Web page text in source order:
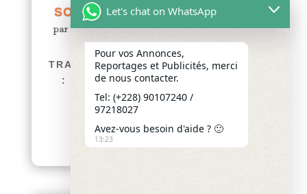
SON PATRIMOINE CULTUREL
parYawo KLOUSSE|Août 2, 2026|Actualités
PRÉPARATIFS DE LA FÊTE
TRADITIONNELLE TOGBI AGNI 2026
: LA COMMUNAUTÉ ADJA-TADO
MOBILISÉE AUTOUR DE SON
PATRIMOINE CULTUREL
afriquenligne.tg La...
Let's chat on WhatsApp
Pour vos Annonces,
Reportages et Publicités, merci
de nous contacter.
Tel: (+228) 90107240 /
97218027
Avez-vous besoin d'aide ? 🙂
13:23